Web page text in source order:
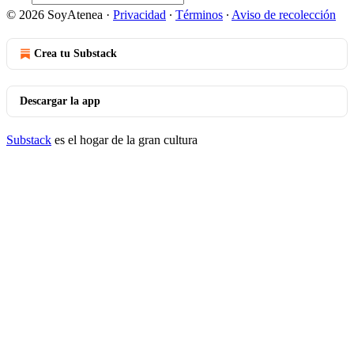
© 2026 SoyAtenea · Privacidad ∙ Términos ∙ Aviso de recolección
Crea tu Substack
Descargar la app
Substack es el hogar de la gran cultura